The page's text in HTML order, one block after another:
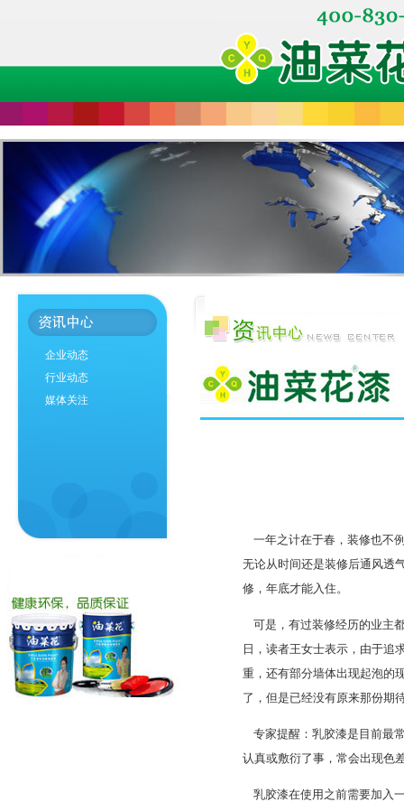
企业动态
行业动态
媒体关注
一年之计在于春，装修也不
无论从时间还是装修后通风透
修，年底才能入住。
可是，有过装修经历的业主
日，读者王女士表示，由于追
重，还有部分墙体出现起泡的
了，但是已经没有原来那份期
专家提醒：乳胶漆是目前最
认真或敷衍了事，常会出现色
乳胶漆在使用之前需要加入